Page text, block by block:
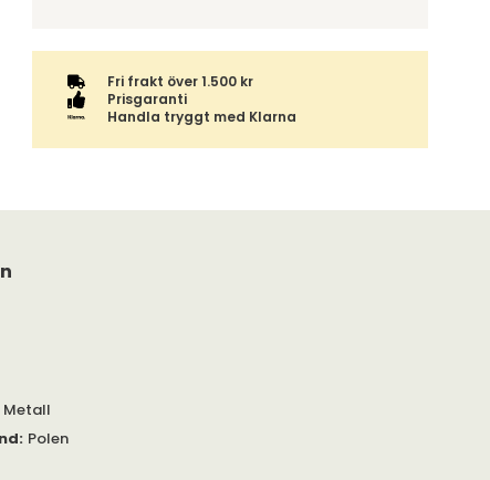
Fri frakt över 1.500 kr
Prisgaranti
Handla tryggt med Klarna
Metall
: Polen